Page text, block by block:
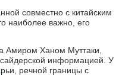
совместно с китайским
наиболее важно, его
Амиром Ханом Муттаки,
информацией. У
речной границы с